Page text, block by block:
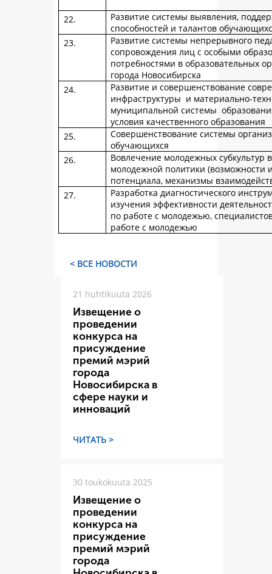
Развитие системы выявления,
способностей и талантов
Развитие системы непрерывного
сопровождения лиц с особыми
потребностями в образовательных
города Новосибирска
Развитие и совершенствование
инфраструктуры и материально-
муниципальной системы
условия качественного образования
Совершенствование системы
обучающихся
Вовлечение молодежных субкультур
молодежной политики (возможности
потенциала, механизмы
Разработка диагностического
изучения эффективности
по работе с молодежью,
работе с молодежью
< ВСЕ НОВОСТИ
21 huhtikuuta 2026
Извещение о
проведении
конкурса на
присуждение
премий мэрий
города
Новосибирска в
сфере науки и
инноваций
ЧИТАТЬ >
30 toukokuuta 2025
Извещение о
проведении
конкурса на
присуждение
премий мэрий
города